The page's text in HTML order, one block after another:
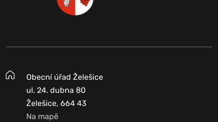
Obecní úřad Želešice
ul. 24. dubna 80
Želešice, 664 43
Na mapě